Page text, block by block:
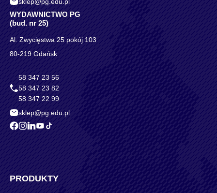
WYDAWNICTWO PG
(bud. nr 25)
Al. Zwycięstwa 25 pokój 103
80-219 Gdańsk
58 347 23 56
58 347 23 82
58 347 22 99
sklep@pg.edu.pl
PRODUKTY